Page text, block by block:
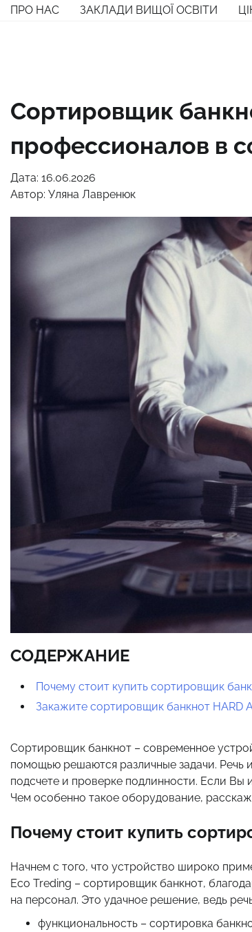
Перейти
ПРО НАС ЗАКЛАДИ ВИЩОЇ ОСВІТИ
Сортировщик
профессионалов в
Дата: 16.06.2026
Автор: Уляна Лавренюк
СОДЕРЖАНИЕ
Почему стоит купить сортировщик
Закажите сортировщик банкнот HARD
Сортировщик банкнот – современное
помощью решаются различные задачи. Речь
подсчете и проверке подлинности. Если Вы
Чем особенно такое оборудование,
Почему стоит купить
Начнем с того, что устройство широко
Eco Treding – сортировщик банкнот,
на персонал. Это удачное решение, ведь
функциональность – сортировка